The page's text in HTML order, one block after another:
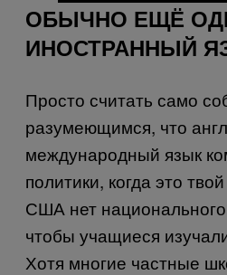
ОБЫЧНО ЕЩЁ
ИНОСТРАННЫЙ
Просто считать само
разумеющимся, что
международный язык
политики, когда это
США нет
чтобы учащиеся
Хотя многие частные